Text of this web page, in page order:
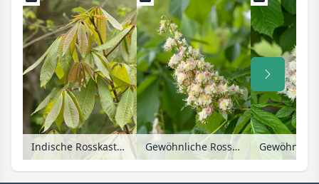
Indische Rosskastanie (Aesculus indica 'Sydney Pearce') Gewöhnliche Rosskastanie (Aesculus hippocastanum)